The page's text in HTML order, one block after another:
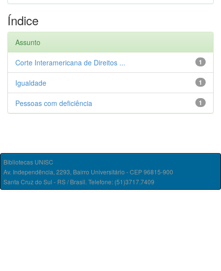
Índice
Assunto
1
Corte Interamericana de Direitos ...
1
Igualdade
1
Pessoas com deficiência
Bibliotecas UNISC
Av. Independência, 2293, Bairro Universitário - CEP 96815-900
Santa Cruz do Sul - RS / Brasil. Telefone: (51)3717.7409